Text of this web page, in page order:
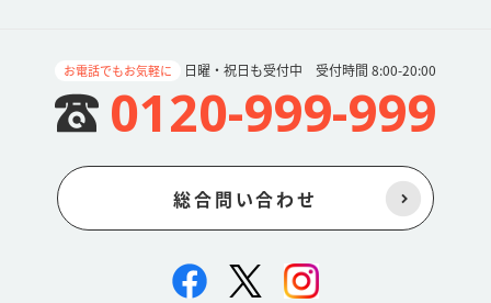
お電話でもお気軽に 日曜・祝日も受付中 受付時間 8:00-20:00
0120-999-999
総合問い合わせ